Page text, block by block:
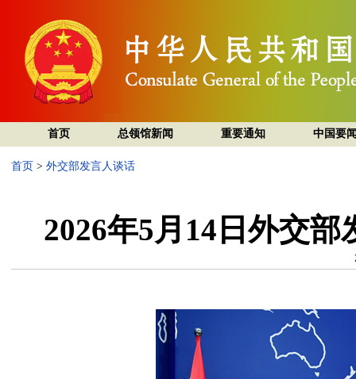
首页 总领馆新闻 重要通知 中国要
首页 > 外交部发言人谈话
2026年5月14日外交